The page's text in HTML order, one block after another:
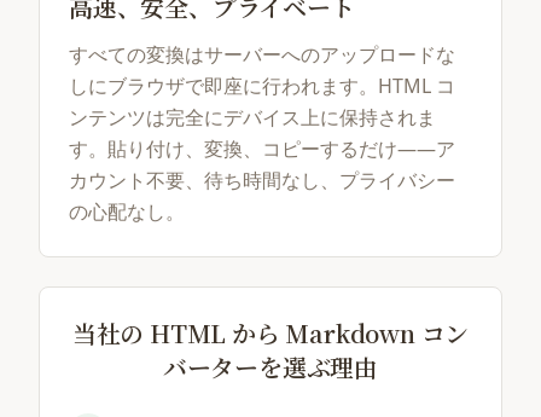
すべての変換はサーバーへのアップロードな
しにブラウザで即座に行われます。HTML コ
ンテンツは完全にデバイス上に保持されま
す。貼り付け、変換、コピーするだけ——ア
カウント不要、待ち時間なし、プライバシー
の心配なし。
当社の HTML から Markdown コン
バーターを選ぶ理由